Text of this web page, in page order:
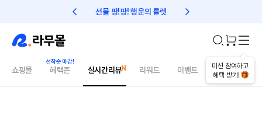
선물 팡!팡! 행운의 룰렛 친구초대 1만원 리워드!
미션 참여하고
혜택 받기!
쇼핑몰 혜택존 실시간리뷰 리워드 이벤트 건강매거진